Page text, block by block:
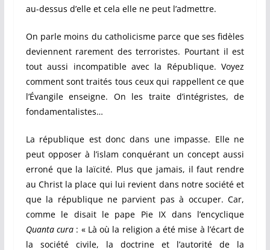
au-dessus d’elle et cela elle ne peut l’admettre.
On parle moins du catholicisme parce que ses fidèles
deviennent rarement des terroristes. Pourtant il est
tout aussi incompatible avec la République. Voyez
comment sont traités tous ceux qui rappellent ce que
l’Évangile enseigne. On les traite d’intégristes, de
fondamentalistes…
La république est donc dans une impasse. Elle ne
peut opposer à l’islam conquérant un concept aussi
erroné que la laïcité. Plus que jamais, il faut rendre
au Christ la place qui lui revient dans notre société et
que la république ne parvient pas à occuper. Car,
comme le disait le pape Pie IX dans l’encyclique
Quanta cura : « Là où la religion a été mise à l’écart de
la société civile, la doctrine et l’autorité de la